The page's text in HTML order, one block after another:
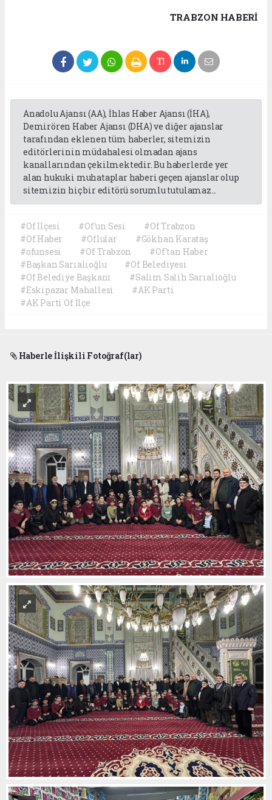
TRABZON HABERİ
Anadolu Ajansı (AA), İhlas Haber Ajansı (İHA),
Demirören Haber Ajansı (DHA) ve diğer ajanslar
tarafından eklenen tüm haberler, sitemizin
editörlerinin müdahalesi olmadan ajans
kanallarından çekilmektedir. Bu haberlerde yer
alan hukuki muhataplar haberi geçen ajanslar olup
sitemizin hiç bir editörü sorumlu tutulamaz...
#Of İlçesi #Of'un Sesi
#Of Trabzon
#Of Haber
#Oflular
#Gökhan Karataş
#ofunsesi
#Of Trabzon
#Of'tan Haber
#Başkan Sarıalioğlu
#Of Belediyesi
#Of Belediye Başkanı
#Salim Salih Sarıalioğlu
#Eskipazar Mahallesi
#AK Parti
#AK Parti Of İlçe
Haberle İlişkili Fotoğraf(lar)